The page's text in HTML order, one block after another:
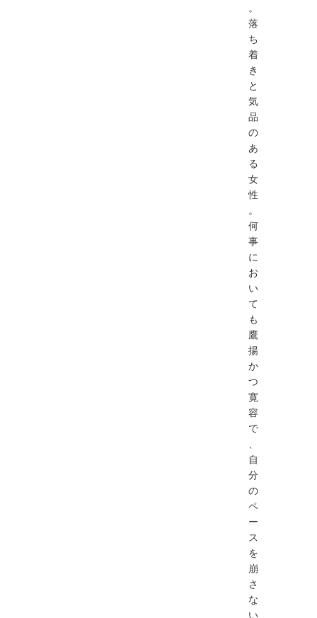
。
落
ち
着
き
と
気
品
の
あ
る
女
性
。
何
事
に
お
い
て
も
鷹
揚
か
つ
寛
容
で
、
自
分
の
ペ
ー
ス
を
崩
さ
な
い